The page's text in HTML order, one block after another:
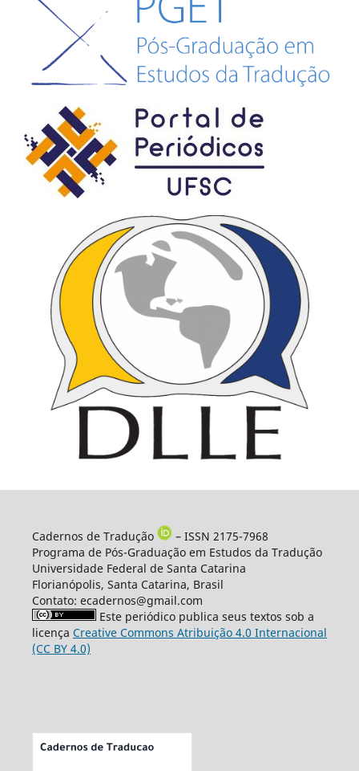
Cadernos de Tradução
– ISSN 2175-7968
Programa de Pós-Graduação em Estudos da Tradução
Universidade Federal de Santa Catarina
Florianópolis, Santa Catarina, Brasil
Contato: ecadernos@gmail.com
Este periódico publica seus textos sob a
licença Creative Commons Atribuição 4.0 Internacional
(CC BY 4.0)